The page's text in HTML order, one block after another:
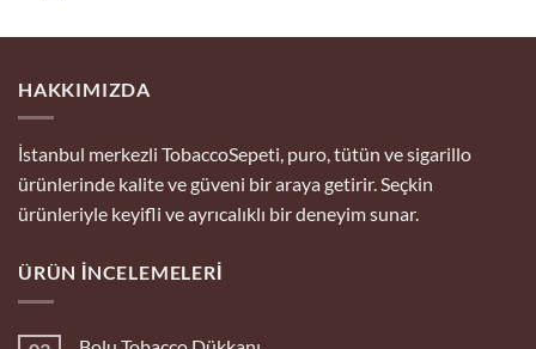
HAKKIMIZDA
İstanbul merkezli TobaccoSepeti, puro, tütün ve sigarillo
ürünlerinde kalite ve güveni bir araya getirir. Seçkin
ürünleriyle keyifli ve ayrıcalıklı bir deneyim sunar.
ÜRÜN İNCELEMELERI